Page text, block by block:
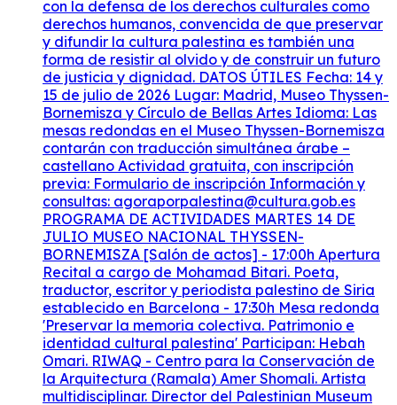
con la defensa de los derechos culturales como
derechos humanos, convencida de que preservar
y difundir la cultura palestina es también una
forma de resistir al olvido y de construir un futuro
de justicia y dignidad. DATOS ÚTILES Fecha: 14 y
15 de julio de 2026 Lugar: Madrid, Museo Thyssen-
Bornemisza y Círculo de Bellas Artes Idioma: Las
mesas redondas en el Museo Thyssen-Bornemisza
contarán con traducción simultánea árabe –
castellano Actividad gratuita, con inscripción
previa: Formulario de inscripción Información y
consultas: agoraporpalestina@cultura.gob.es
PROGRAMA DE ACTIVIDADES MARTES 14 DE
JULIO MUSEO NACIONAL THYSSEN-
BORNEMISZA [Salón de actos] - 17:00h Apertura
Recital a cargo de Mohamad Bitari. Poeta,
traductor, escritor y periodista palestino de Siria
establecido en Barcelona - 17:30h Mesa redonda
'Preservar la memoria colectiva. Patrimonio e
identidad cultural palestina' Participan: Hebah
Omari. RIWAQ - Centro para la Conservación de
la Arquitectura (Ramala) Amer Shomali. Artista
multidisciplinar. Director del Palestinian Museum